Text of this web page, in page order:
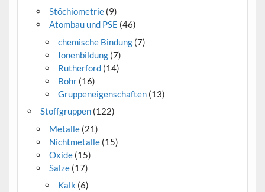
Stöchiometrie(9)
Atombau und PSE (46)
chemische Bindung (7)
Ionenbildung (7)
Rutherford (14)
Bohr (16)
Gruppeneigenschaften (13)
Stoffgruppen(122)
Metalle(21)
Nichtmetalle(15)
Oxide(15)
Salze(17)
Kalk (6)